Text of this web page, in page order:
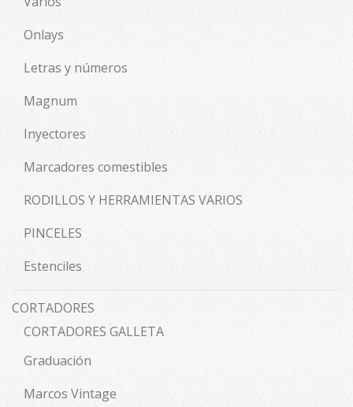
Onlays
Letras y números
Magnum
Inyectores
Marcadores comestibles
RODILLOS Y HERRAMIENTAS VARIOS
PINCELES
Estenciles
CORTADORES
CORTADORES GALLETA
Graduación
Marcos Vintage